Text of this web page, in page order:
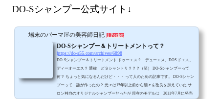
DO-Sシャンプー公式サイト↓
場末のパーマ屋の美容師日記 1 Pocket
DO-Sシャンプー＆トリートメントって？
https://do-s55.com/archives/6898
DO-Sシャンプー＆トリートメント ドゥーエス？ デューエス、DOS ドエス、
ディーオーエス？ 通称 どＳシャントリ？？？（笑） DO-Sシャンプーって
何？ ちょっと気になるんだけど・・・ って人のための記事です。 DO-Sシャン
プーって 誰が作ったの？ 元々は15年以上前から細々を改良を加えていた サ
ロン独自のオリジナルシャンプーだったが 現在のモデルは 2011年7月に発売